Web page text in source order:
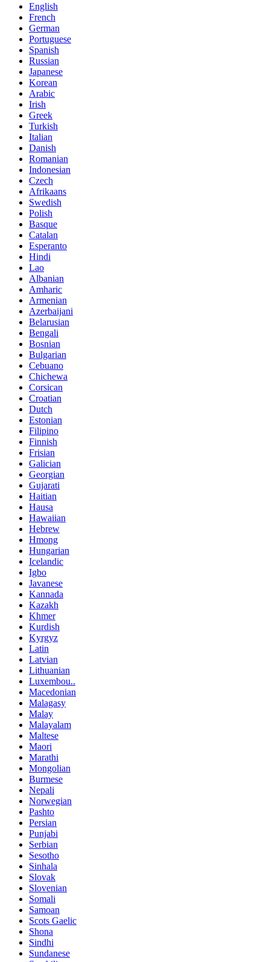
English
French
German
Portuguese
Spanish
Russian
Japanese
Korean
Arabic
Irish
Greek
Turkish
Italian
Danish
Romanian
Indonesian
Czech
Afrikaans
Swedish
Polish
Basque
Catalan
Esperanto
Hindi
Lao
Albanian
Amharic
Armenian
Azerbaijani
Belarusian
Bengali
Bosnian
Bulgarian
Cebuano
Chichewa
Corsican
Croatian
Dutch
Estonian
Filipino
Finnish
Frisian
Galician
Georgian
Gujarati
Haitian
Hausa
Hawaiian
Hebrew
Hmong
Hungarian
Icelandic
Igbo
Javanese
Kannada
Kazakh
Khmer
Kurdish
Kyrgyz
Latin
Latvian
Lithuanian
Luxembou..
Macedonian
Malagasy
Malay
Malayalam
Maltese
Maori
Marathi
Mongolian
Burmese
Nepali
Norwegian
Pashto
Persian
Punjabi
Serbian
Sesotho
Sinhala
Slovak
Slovenian
Somali
Samoan
Scots Gaelic
Shona
Sindhi
Sundanese